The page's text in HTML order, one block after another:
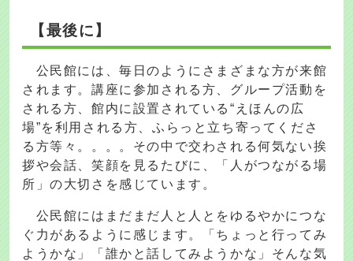
【最後に】
公民館には、毎日のようにさまざまな方が来館
されます。講座に参加される方、グループ活動を
される方、館内に設置されている“えほんの広
場”を利用される方、ふらっと立ち寄ってくださ
る方等々。。。。その中で交わされる何気ない挨
拶や会話、笑顔を見るたびに、「人がつながる場
所」の大切さを感じています。
公民館にはまだまだ人と人とをゆるやかにつな
ぐ力があるように感じます。「ちょっと行ってみ
ようかな」「誰かと話してみようかな」そんな気